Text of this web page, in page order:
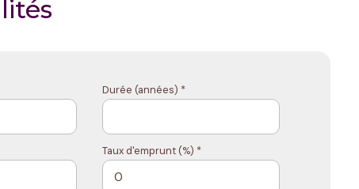
Durée (années) *
Taux d'emprunt (%) *